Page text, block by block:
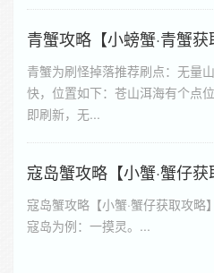
青蟹攻略【小螃蟹·青蟹获
青蟹为刷怪掉落推荐刷点：无量
快，位置如下：苍山洱海有个点
即刷新，无...
寇岛蟹攻略【小蟹·蟹仔获
寇岛蟹攻略【小蟹·蟹仔获取攻略
寇岛为例：一摸灵。...